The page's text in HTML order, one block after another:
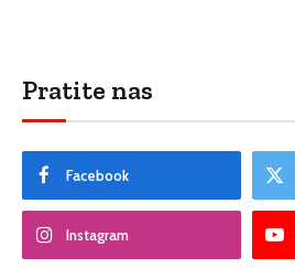
Pratite nas
Facebook
Instagram